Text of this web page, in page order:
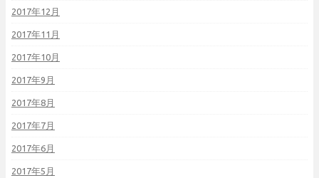
2017年12月
2017年11月
2017年10月
2017年9月
2017年8月
2017年7月
2017年6月
2017年5月